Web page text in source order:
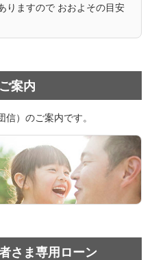
りますので おおよその目安
案内
）のご案内です。
さま専用ローン